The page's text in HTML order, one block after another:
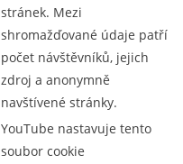
stránek. Mezi
shromažďované údaje patří
počet návštěvníků, jejich
zdroj a anonymně
navštívené stránky.
YouTube nastavuje tento
soubor cookie